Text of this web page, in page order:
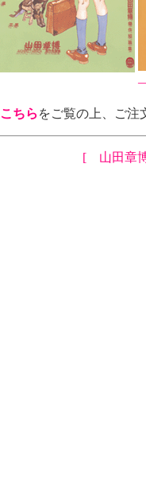
こちら をご覧の上、ご注
[ 山田章